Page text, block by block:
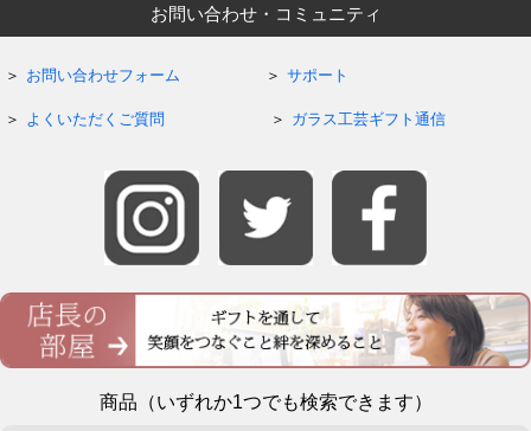
お問い合わせ・コミュニティ
お問い合わせフォーム サポート
よくいただくご質問 ガラス工芸ギフト通信
商品（いずれか1つでも検索できます）